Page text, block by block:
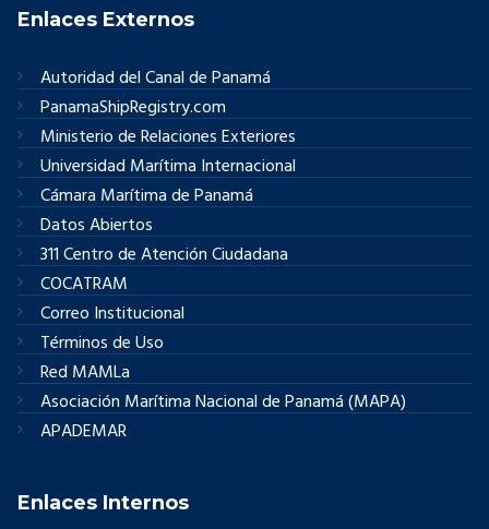
Enlaces Externos
Autoridad del Canal de Panamá
PanamaShipRegistry.com
Ministerio de Relaciones Exteriores
Universidad Marítima Internacional
Cámara Marítima de Panamá
Datos Abiertos
311 Centro de Atención Ciudadana
COCATRAM
Correo Institucional
Términos de Uso
Red MAMLa
Asociación Marítima Nacional de Panamá (MAPA)
APADEMAR
Enlaces Internos